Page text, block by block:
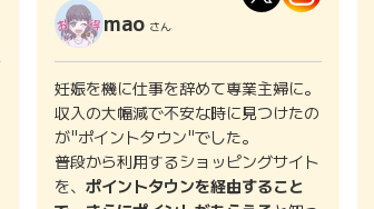
mao さん
妊娠を機に仕事を辞めて専業主婦に。
収入の大幅減で不安な時に見つけたの
が"ポイントタウン"でした。
普段から利用するショッピングサイト
を、 ポイントタウンを経由すること